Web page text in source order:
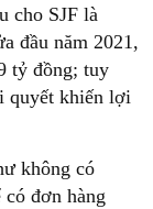
cho SJF là
đầu năm 2021,
tỷ đồng; tuy
quyết khiến lợi
không có
đơn hàng